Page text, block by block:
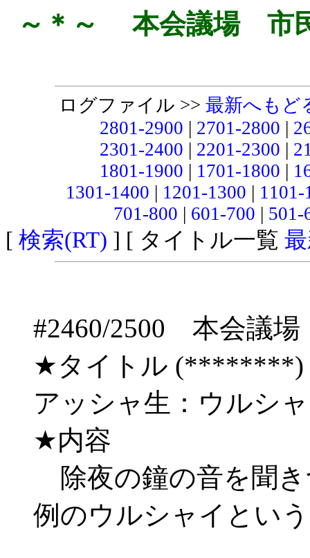
～＊～ 本会議場 市
ログファイル >> 最新へもど
2801-2900 | 2701-2800 |
2301-2400 | 2201-2300 |
1801-1900 | 1701-1800 |
1301-1400 | 1201-1300 |
701-800 | 601-700 |
[ 検索(RT) ] [ タイトル一覧
#2460/2500 本会議
★タイトル (********)
アッシャ生：ウルシ
★内容
除夜の鐘の音を聞き
例のウルシャイとい